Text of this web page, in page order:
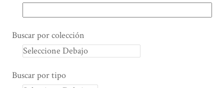
Buscar por colección
Buscar por tipo